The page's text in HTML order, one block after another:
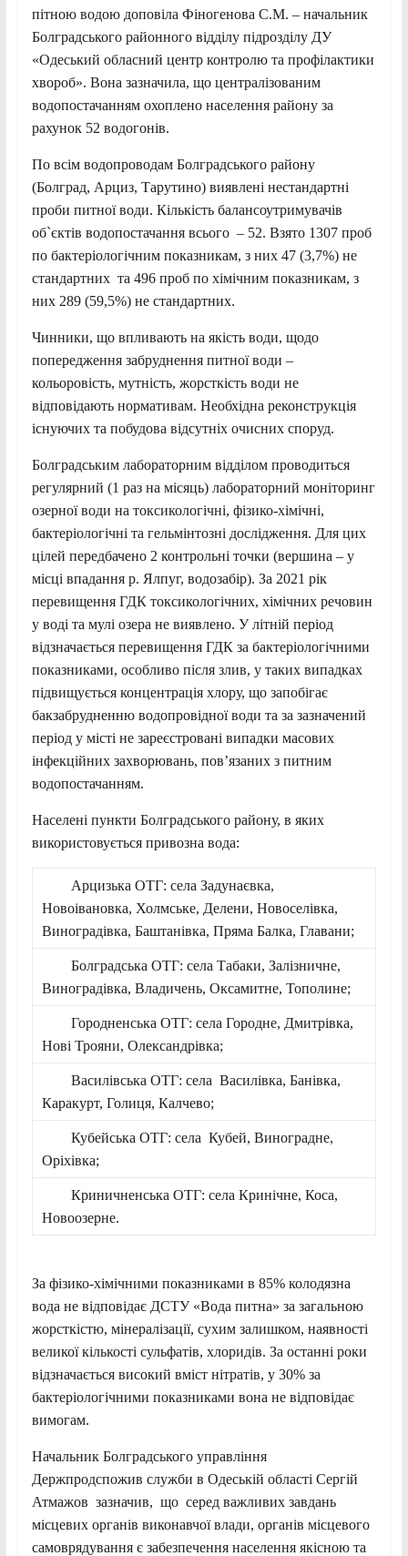
пітною водою доповіла Фіногенова С.М. – начальник
Болградського районного відділу підрозділу ДУ
«Одеський обласний центр контролю та профілактики
хвороб». Вона зазначила, що централізованим
водопостачанням охоплено населення району за
рахунок 52 водогонів.
По всім водопроводам Болградського району
(Болград, Арциз, Тарутино) виявлені нестандартні
проби питної води. Кількість балансоутримувачів
об`єктів водопостачання всього – 52. Взято 1307 проб
по бактеріологічним показникам, з них 47 (3,7%) не
стандартних та 496 проб по хімічним показникам, з
них 289 (59,5%) не стандартних.
Чинники, що впливають на якість води, щодо
попередження забруднення питної води –
кольоровість, мутність, жорсткість води не
відповідають нормативам. Необхідна реконструкція
існуючих та побудова відсутніх очисних споруд.
Болградським лабораторним відділом проводиться
регулярний (1 раз на місяць) лабораторний моніторинг
озерної води на токсикологічні, фізико-хімічні,
бактеріологічні та гельмінтозні дослідження. Для цих
цілей передбачено 2 контрольні точки (вершина – у
місці впадання р. Ялпуг, водозабір). За 2021 рік
перевищення ГДК токсикологічних, хімічних речовин
у воді та мулі озера не виявлено. У літній період
відзначається перевищення ГДК за бактеріологічними
показниками, особливо після злив, у таких випадках
підвищується концентрація хлору, що запобігає
бакзабрудненню водопровідної води та за зазначений
період у місті не зареєстровані випадки масових
інфекційних захворювань, пов’язаних з питним
водопостачанням.
Населені пункти Болградського району, в яких
використовується привозна вода:
Арцизька ОТГ: села Задунаєвка,
Новоівановка, Холмське, Делени, Новоселівка,
Виноградівка, Баштанівка, Пряма Балка, Главани;
Болградська ОТГ: села Табаки, Залізничне,
Виноградівка, Владичень, Оксамитне, Тополине;
Городненська ОТГ: села Городне, Дмитрівка,
Нові Трояни, Олександрівка;
Василівська ОТГ: села Василівка, Банівка,
Каракурт, Голиця, Калчево;
Кубейська ОТГ: села Кубей, Виноградне,
Оріхівка;
Криничненська ОТГ: села Кринічне, Коса,
Новоозерне.
За фізико-хімічними показниками в 85% колодязна
вода не відповідає ДСТУ «Вода питна» за загальною
жорсткістю, мінералізації, сухим залишком, наявності
великої кількості сульфатів, хлоридів. За останні роки
відзначається високий вміст нітратів, у 30% за
бактеріологічними показниками вона не відповідає
вимогам.
Начальник Болградського управління
Держпродспожив служби в Одеській області Сергій
Атмажов зазначив, що серед важливих завдань
місцевих органів виконавчої влади, органів місцевого
самоврядування є забезпечення населення якісною та